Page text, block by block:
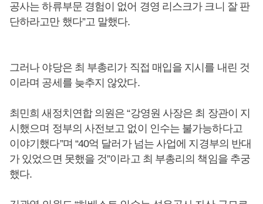
공사는 하류부문 경험이 없어 경영 리스크가 크니 잘 판
단하라고만 했다”고 말했다.
그러나 야당은 최 부총리가 직접 매입을 지시를 내린 것
이라며 공세를 늦추지 않았다.
최민희 새정치연합 의원은 “강영원 사장은 최 장관이 지
시했으며 정부의 사전보고 없이 인수는 불가능하다고
이야기했다”며 “40억 달러가 넘는 사업에 지경부의 반대
가 있었으면 못했을 것”이라고 최 부총리의 책임을 추궁
했다.